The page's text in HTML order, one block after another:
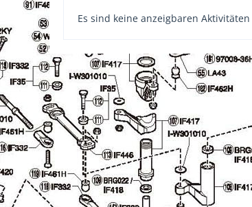
Es sind keine anzeigbaren